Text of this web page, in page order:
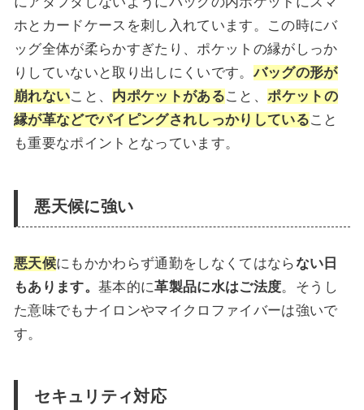
ホとカードケースを刺し入れています。この時にバ
ッグ全体が柔らかすぎたり、ポケットの縁がしっか
りしていないと取り出しにくいです。バッグの形が
崩れないこと、 内ポケットがあること、ポケットの
縁が革などでパイピングされしっかりしていること
も重要なポイントとなっています。
悪天候に強い
悪天候にもかかわらず通勤をしなくてはならない日
もあります。基本的に革製品に水はご法度。そうし
た意味でもナイロンやマイクロファイバーは強いで
す。
セキュリティ対応